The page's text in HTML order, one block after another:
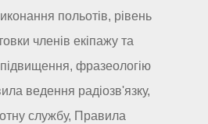
польотів, рівень
членів екіпажу та
фразеологію
ведення радіозв'язку,
службу, Правила